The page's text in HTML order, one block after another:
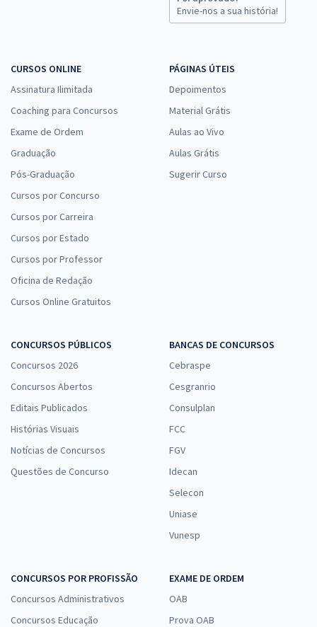
Envie-nos a sua história!
CURSOS ONLINE
Assinatura Ilimitada
Coaching para Concursos
Exame de Ordem
Graduação
Pós-Graduação
Cursos por Concurso
Cursos por Carreira
Cursos por Estado
Cursos por Professor
Oficina de Redação
Cursos Online Gratuitos
PÁGINAS ÚTEIS
Depoimentos
Material Grátis
Aulas ao Vivo
Aulas Grátis
Sugerir Curso
CONCURSOS PÚBLICOS
Concursos 2026
Concursos Abertos
Editais Publicados
Histórias Visuais
Notícias de Concursos
Questões de Concurso
BANCAS DE CONCURSOS
Cebraspe
Cesgranrio
Consulplan
FCC
FGV
Idecan
Selecon
Uniase
Vunesp
CONCURSOS POR PROFISSÃO
Concursos Administrativos
Concursos Educação
EXAME DE ORDEM
OAB
Prova OAB